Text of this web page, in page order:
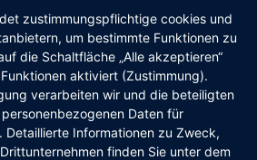
zustimmungspflichtige cookies und
um bestimmte Funktionen zu
die Schaltfläche „Alle akzeptieren“
aktiviert (Zustimmung).
verarbeiten wir und die beteiligten
Daten für
Informationen zu Zweck,
finden Sie unter dem